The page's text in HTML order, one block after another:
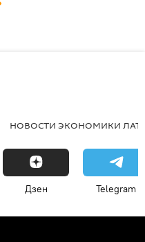
НОВОСТИ ЭКОНОМИКИ
Дзен Telegram